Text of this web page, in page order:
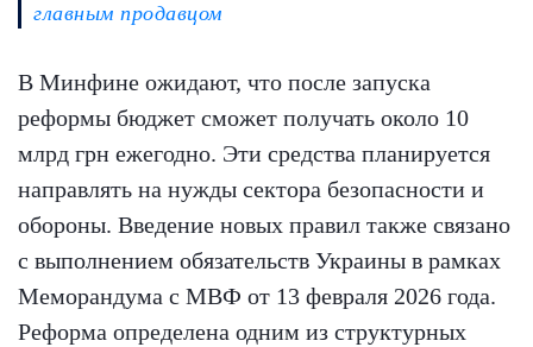
главным продавцом
В Минфине ожидают, что после запуска
реформы бюджет сможет получать около 10
млрд грн ежегодно. Эти средства планируется
направлять на нужды сектора безопасности и
обороны. Введение новых правил также связано
с выполнением обязательств Украины в рамках
Меморандума с МВФ от 13 февраля 2026 года.
Реформа определена одним из структурных